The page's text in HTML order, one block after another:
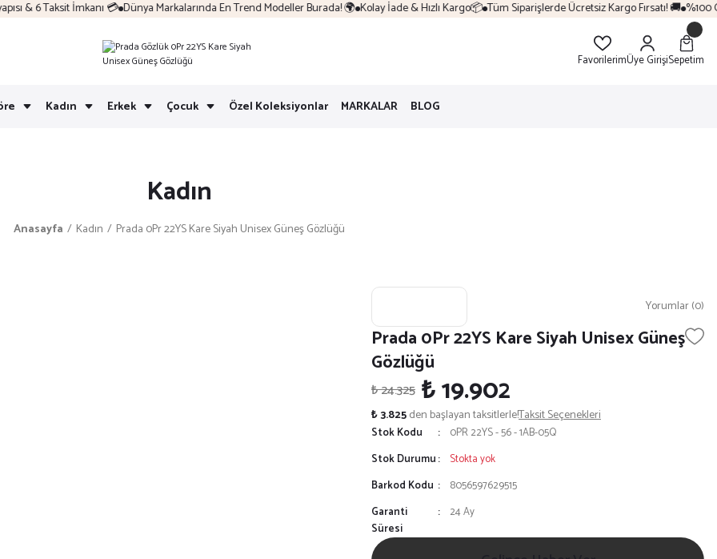
& 6 Taksit İmkanı 💳 Dünya Markalarında En Trend Modeller Burada! 🌍 Kolay İade & Hızlı Kargo📦 Tüm Siparişlerde Ücretsiz Kargo Fırsatı! 🚚 %100
FavorilerimÜye GirişiSepetim
Kadın Erkek Çocuk Özel Koleksiyonlar MARKALAR BLOG
Kadın
Anasayfa Kadın Prada 0Pr 22YS Kare Siyah Unisex Güneş Gözlüğü
Yorumlar (0)
Prada 0Pr 22YS Kare Siyah Unisex Güneş
Gözlüğü
₺ 24.325 ₺ 19.902
₺ 3.825den başlayan taksitlerle!Taksit Seçenekleri
Stok Kodu
0PR 22YS - 56 - 1AB-05Q
Stok Durumu
Stokta yok
Barkod Kodu
8056597629515
Garanti
Süresi
24 Ay